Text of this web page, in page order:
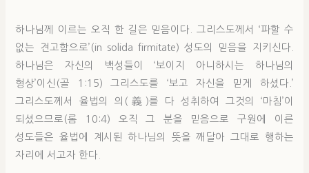
하나님께 이르는 오직 한 길은 믿음이다. 그리스도께서 ‘파할 수
없는 견고함으로’(in solida firmitate) 성도의 믿음을 지키신다.
하나님은 자신의 백성들이 ‘보이지 아니하시는 하나님의
형상’이신(골 1:15) 그리스도를 ‘보고 자신을 믿게 하셨다.’
그리스도께서 율법의 의(義)를 다 성취하여 그것의 ‘마침’이
되셨으므로(롬 10:4) 오직 그 분을 믿음으로 구원에 이른
성도들은 율법에 계시된 하나님의 뜻을 깨달아 그대로 행하는
자리에 서고자 한다.